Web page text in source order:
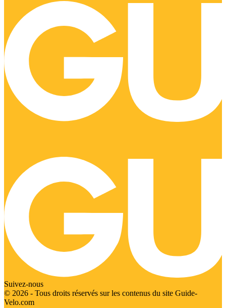
Suivez-nous
© 2026 - Tous droits réservés sur les contenus du site Guide-
Velo.com